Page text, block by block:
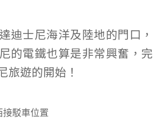
迪士尼海洋及陸地的門口，
的電鐵也算是非常興奮，完
旅遊的開始！